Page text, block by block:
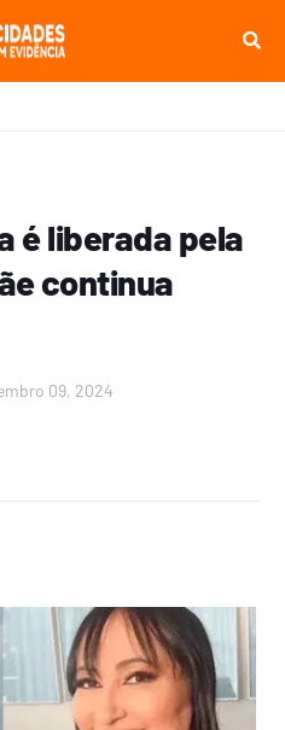
é liberada pela
continua
09, 2024